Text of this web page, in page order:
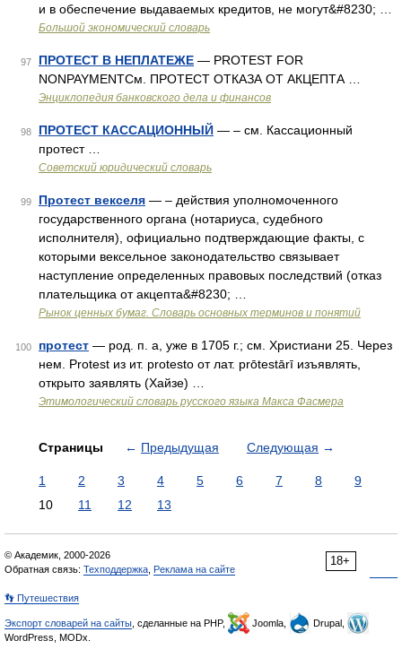
и в обеспечение выдаваемых кредитов, не могут&#8230; …
Большой экономический словарь
97 ПРОТЕСТ В НЕПЛАТЕЖЕ — PROTEST FOR
NONPAYMENTСм. ПРОТЕСТ ОТКАЗА ОТ АКЦЕПТА …
Энциклопедия банковского дела и финансов
98 ПРОТЕСТ КАССАЦИОННЫЙ — – см. Кассационный
протест …
Советский юридический словарь
99 Протест векселя — – действия уполномоченного
государственного органа (нотариуса, судебного
исполнителя), официально подтверждающие факты, с
которыми вексельное законодательство связывает
наступление определенных правовых последствий (отказ
плательщика от акцепта&#8230; …
Рынок ценных бумаг. Словарь основных терминов и понятий
100 протест — род. п. а, уже в 1705 г.; см. Христиани 25. Через
нем. Рrоtеst из ит. protesto от лат. prōtestārī изъявлять,
открыто заявлять (Хайзе) …
Этимологический словарь русского языка Макса Фасмера
Страницы ← Предыдущая Следующая →
1 2 3 4 5 6 7 8
9
10
11 12 13
18+
© Академик, 2000-2026
Обратная связь: Техподдержка Реклама на сайте
👣 Путешествия
Экспорт словарей на сайты , сделанные на PHP, Joomla,
Drupal,
WordPress, MODx.